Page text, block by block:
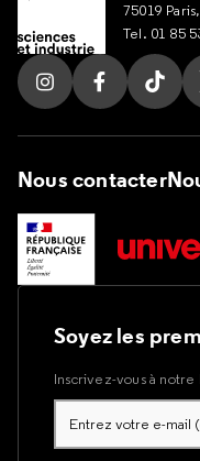
75019
Tel. 01 85
Suivez nous sur
Suivez
Nous contacter
Soyez les
Inscrivez-vous à